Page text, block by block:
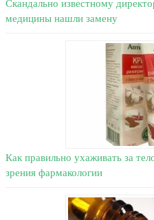
Скандально известному
медицины нашли замену
Как правильно ухаживать за
зрения фармакологии